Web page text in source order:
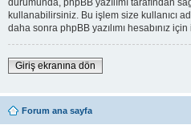
durumunda, phpBB yazılımı tarafından
kullanabilirsiniz. Bu işlem size kullanıcı
daha sonra phpBB yazılımı hesabınız
Giriş ekranına dön
Forum ana sayfa